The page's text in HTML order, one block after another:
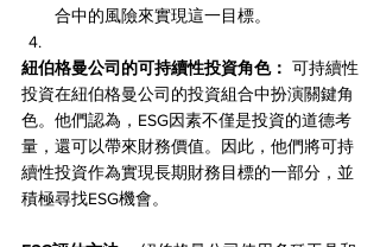
合中的風險來實現這一目標。
紐伯格曼公司的可持續性投資角色： 可持續性
投資在紐伯格曼公司的投資組合中扮演關鍵角
色。他們認為，ESG因素不僅是投資的道德考
量，還可以帶來財務價值。因此，他們將可持
續性投資作為實現長期財務目標的一部分，並
積極尋找ESG機會。